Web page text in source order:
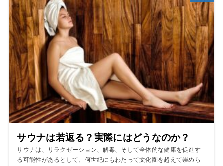
サウナは若返る？実際にはどうなのか？
サウナは、リラクゼーション、解毒、そして全体的な健康を促進す
る可能性があるとして、何世紀にもわたって文化圏を超えて崇めら